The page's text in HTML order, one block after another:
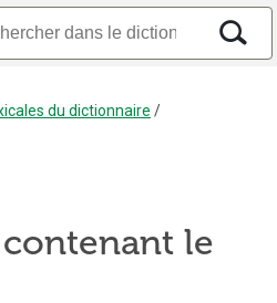
du dictionnaire /
le